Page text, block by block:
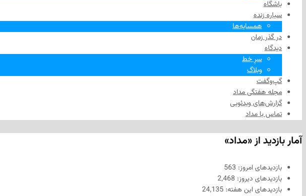
باشگاه
سیاره زنده
همسایه‌ها
در گذر زمان
دیدگاه
سرِ خط
وبلاگ
گپ‌وگفت
مجله هفتگی مداد
گزارش‌های ویدئویی
تماس با مداد
آمار بازدید از «مداد»
بازدیدهای امروز: 563
بازدیدهای دیروز: 2,468
بازدیدهای این هفته: 24,135